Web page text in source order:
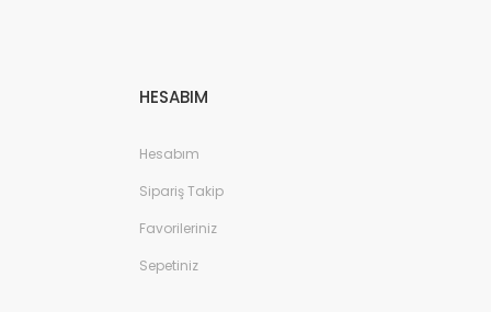
HESABIM
Hesabım
Sipariş Takip
Favorileriniz
Sepetiniz